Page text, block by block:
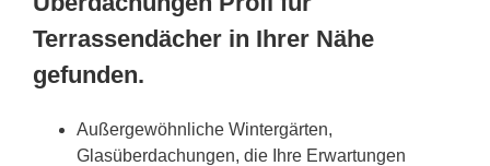
Terrassendächer in Ihrer Nähe
gefunden.
Außergewöhnliche Wintergärten,
Glasüberdachungen, die Ihre Erwartungen